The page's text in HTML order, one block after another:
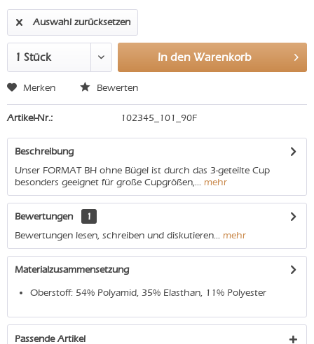
Auswahl zurücksetzen
In den Warenkorb
Merken Bewerten
Artikel-Nr.: 102345_101_90F
Beschreibung
Unser FORMAT BH ohne Bügel ist durch das 3-geteilte Cup
besonders geeignet für große Cupgrößen,... mehr
Bewertungen
1
Bewertungen lesen, schreiben und diskutieren... mehr
Materialzusammensetzung
Oberstoff: 54% Polyamid, 35% Elasthan, 11% Polyester
Passende Artikel